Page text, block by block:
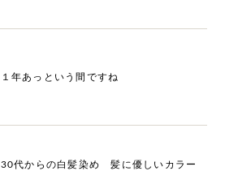
１年あっという間ですね
30代からの白髪染め 髪に優しいカラー